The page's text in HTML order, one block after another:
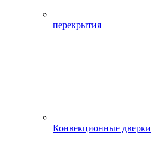
перекрытия
Конвекционные дверки